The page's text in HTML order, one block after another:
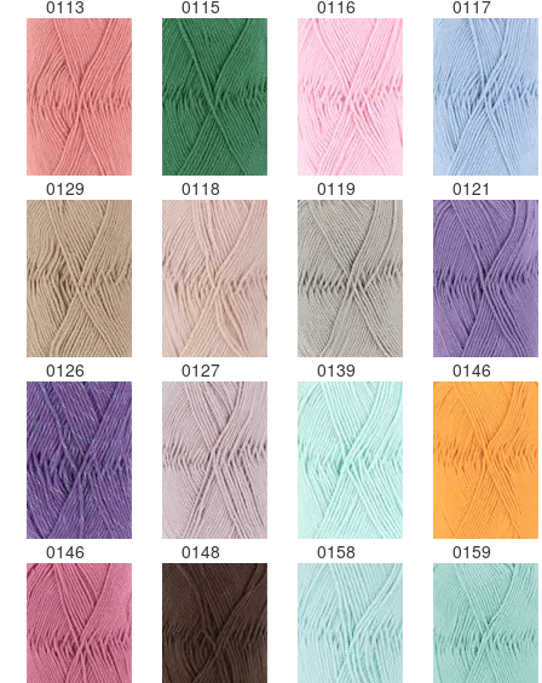
0113 0115 0116 0117
0129 0118 0119 0121
0126 0127 0139 0146
0146 0148 0158 0159